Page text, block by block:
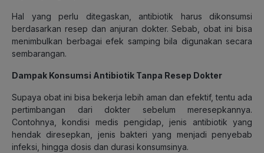
Hal yang perlu ditegaskan, antibiotik harus dikonsumsi
berdasarkan resep dan anjuran dokter. Sebab, obat ini bisa
menimbulkan berbagai efek samping bila digunakan secara
sembarangan.
Dampak Konsumsi Antibiotik Tanpa Resep Dokter
Supaya obat ini bisa bekerja lebih aman dan efektif, tentu ada
pertimbangan dari dokter sebelum meresepkannya.
Contohnya, kondisi medis pengidap, jenis antibiotik yang
hendak diresepkan, jenis bakteri yang menjadi penyebab
infeksi, hingga dosis dan durasi konsumsinya.